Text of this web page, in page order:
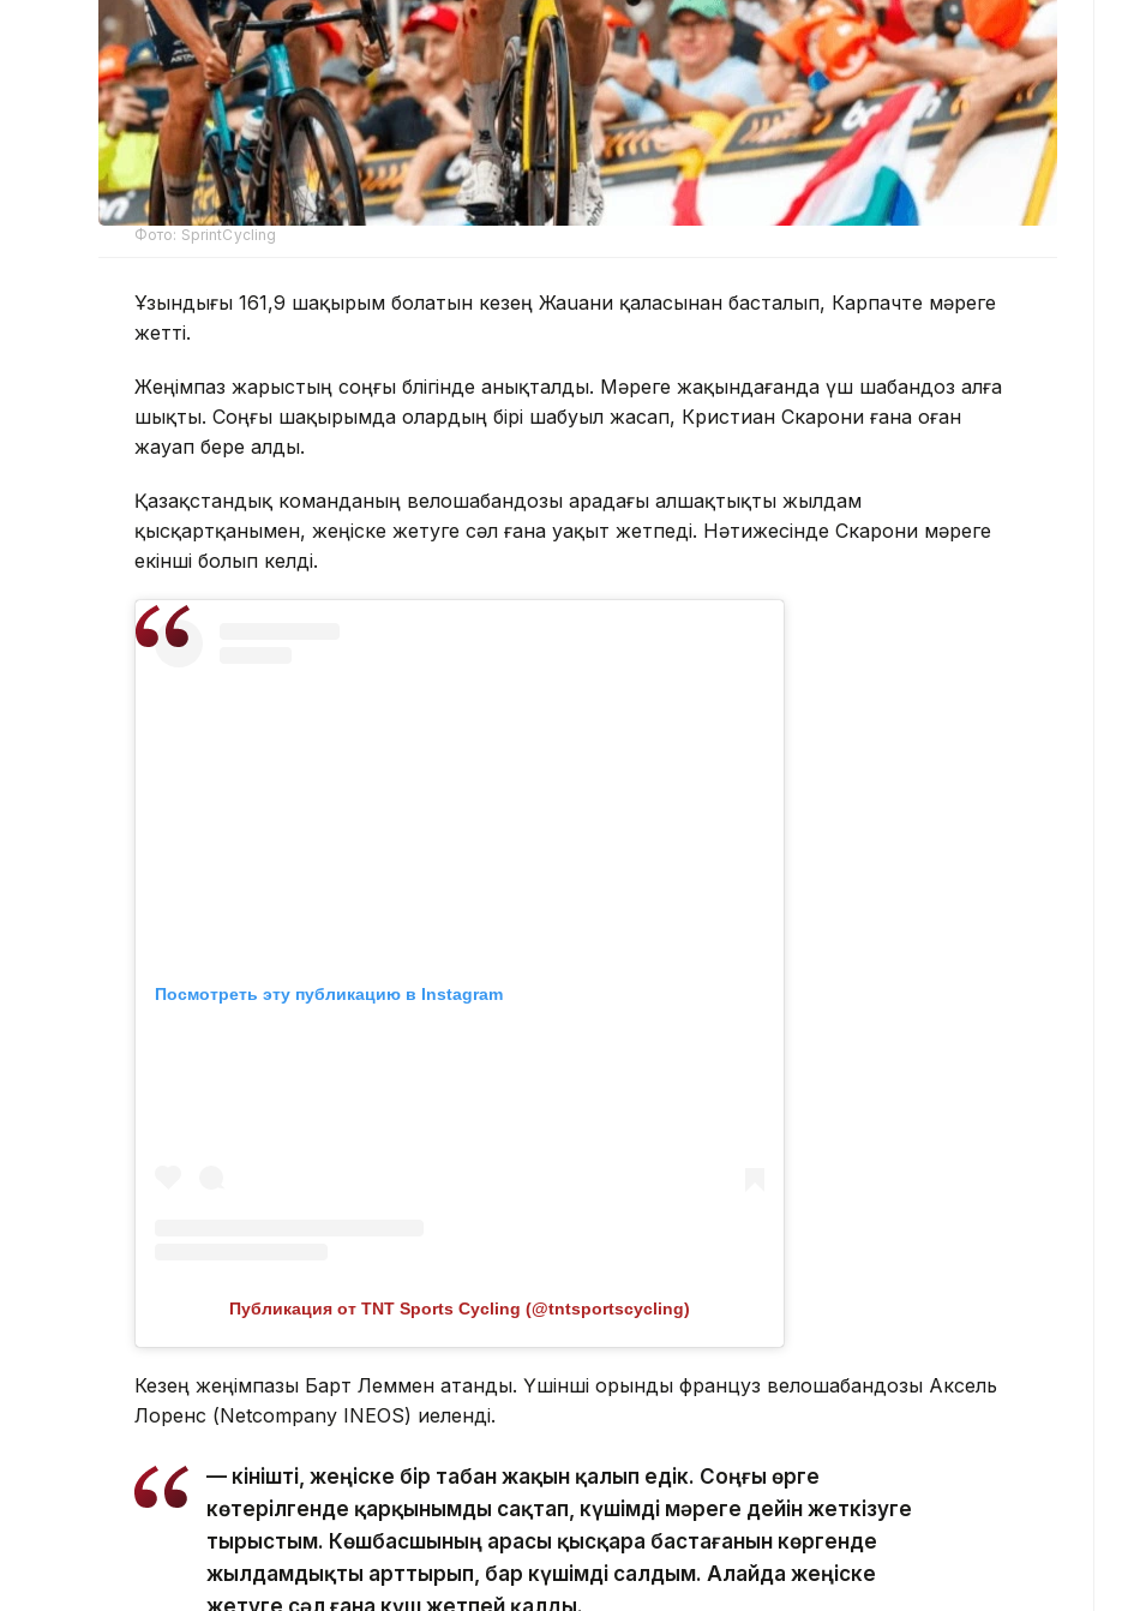
Фото: SprintCycling
Ұзындығы 161,9 шақырым болатын кезең Жаuани қаласынан басталып, Карпачте мәреге
жетті.
Жеңімпаз жарыстың соңғы бөлігінде анықталды. Мәреге жақындағанда үш шабандоз алға
шықты. Соңғы шақырымда олардың бірі шабуыл жасап, Кристиан Скарони ғана оған
жауап бере алды.
Қазақстандық команданың велошабандозы арадағы алшақтықты жылдам
қысқартқанымен, жеңіске жетуге сәл ғана уақыт жетпеді. Нәтижесінде Скарони мәреге
екінші болып келді.
Посмотреть эту публикацию в Instagram
Публикация от TNT Sports Cycling (@tntsportscycling)
Кезең жеңімпазы Барт Леммен атанды. Үшінші орынды француз велошабандозы Аксель
Лоренс (Netcompany INEOS) иеленді.
— Өкінішті, жеңіске бір табан жақын қалып едік. Соңғы өрге
көтерілгенде қарқынымды сақтап, күшімді мәреге дейін жеткізуге
тырыстым. Көшбасшының арасы қысқара бастағанын көргенде
жылдамдықты арттырып, бар күшімді салдым. Алайда жеңіске
жетуге сәл ғана күш жетпей қалды.